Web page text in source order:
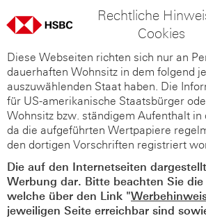
Rechtliche
Cookies
Diese Webseiten richten sich nur an
dauerhaften Wohnsitz in dem folgend
auszuwählenden Staat haben. Die
für US-amerikanische Staatsbürger
Wohnsitz bzw. ständigem Aufenthalt in
da die aufgeführten Wertpapiere
den dortigen Vorschriften registriert
Die auf den Internetseiten
Werbung dar. Bitte beachten Sie
welche über den Link "
jeweiligen Seite erreichbar sind